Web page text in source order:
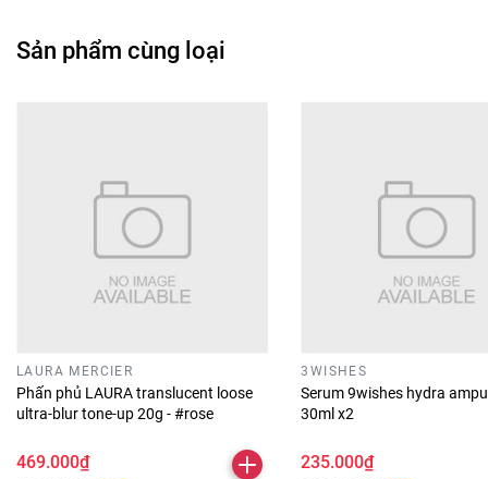
Sản phẩm cùng loại
LAURA MERCIER
Phấn phủ LAURA translucent loose
ultra-blur tone-up 20g - #rose
469.000₫
3WISHES
Serum 9wishes hydra
30ml x2
235.000₫